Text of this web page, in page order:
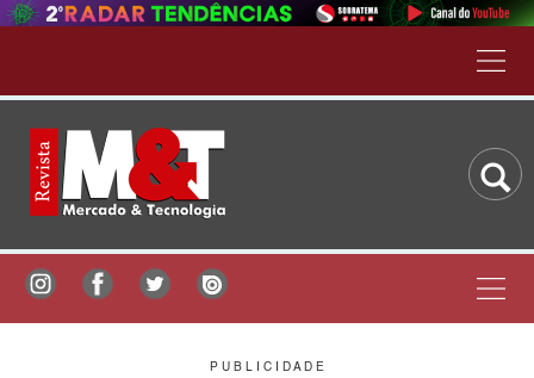
P U B L I C I D A D E